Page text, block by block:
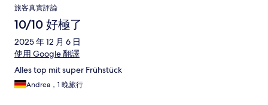
旅客真實評論
10/10 好極了
2025 年 12 月 6 日
使用 Google 翻譯
Alles top mit super Frühstück
Andrea，1 晚旅行